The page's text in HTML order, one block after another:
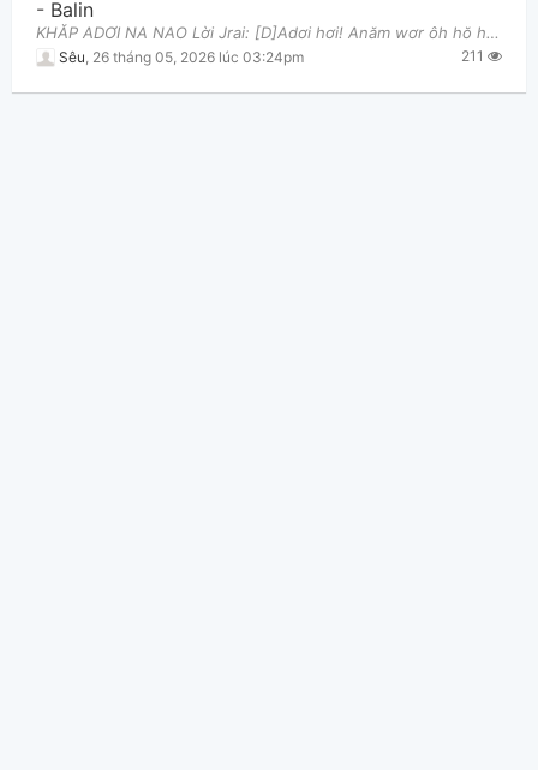
- Balin
KHĂP ADƠI NA NAO Lời Jrai: [D]Adơi hơi! Anăm wơr ôh hŏ hơdôm tơlơi khăp [F#m]ay
Sêu 26 tháng 05, 2026 lúc 03:24pm 211